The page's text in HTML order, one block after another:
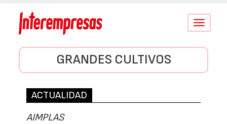
Conmutar
GRANDES CULTIVOS
ACTUALIDAD
AIMPLAS